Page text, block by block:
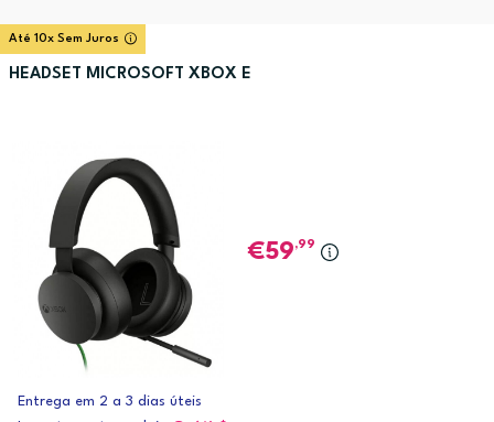
Até 10x Sem Juros
HEADSET MICROSOFT XBOX E
59,99
Entrega em 2 a 3 dias úteis